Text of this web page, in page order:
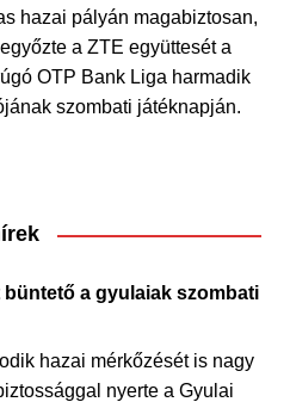
hazai pályán magabiztosan,
a ZTE együttesét a
OTP Bank Liga harmadik
szombati játéknapján.
büntető a gyulaiak szombati
hazai mérkőzését is nagy
nyerte a Gyulai